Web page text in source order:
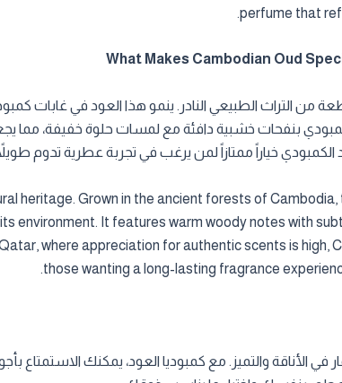
perfume that
التراث الطبيعي النادر. ينمو هذا العود في غابات
بنفحات خشبية دافئة مع لمسات حلوة خفيفة، مما
الكمبودي خياراً ممتازاً لمن يرغب في تجربة عطرية تدوم
heritage. Grown in the ancient forests of
environment. It features warm woody notes with
where appreciation for authentic scents is high,
those wanting a long-lasting fragrance
في الأناقة والتميز. مع كمبوديا العود، يمكنك الاستمتاع